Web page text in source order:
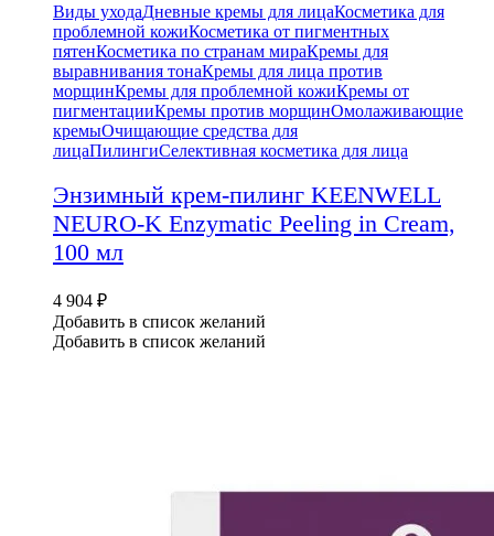
Виды уходаДневные кремы для лицаКосметика для
проблемной кожиКосметика от пигментных
пятенКосметика по странам мираКремы для
выравнивания тонаКремы для лица против
морщинКремы для проблемной кожиКремы от
пигментацииКремы против морщинОмолаживающие
кремыОчищающие средства для
лицаПилингиСелективная косметика для лица
Энзимный крем-пилинг KEENWELL
NEURO-K Enzymatic Peeling in Cream,
100 мл
4 904 ₽
Добавить в список желаний
Добавить в список желаний